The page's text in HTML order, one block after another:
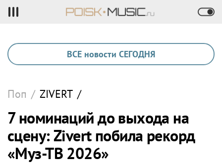
ВСЕ новости СЕГОДНЯ
Поп / ZIVERT /
7 номинаций до выхода на
сцену: Zivert побила рекорд
«Муз-ТВ 2026»